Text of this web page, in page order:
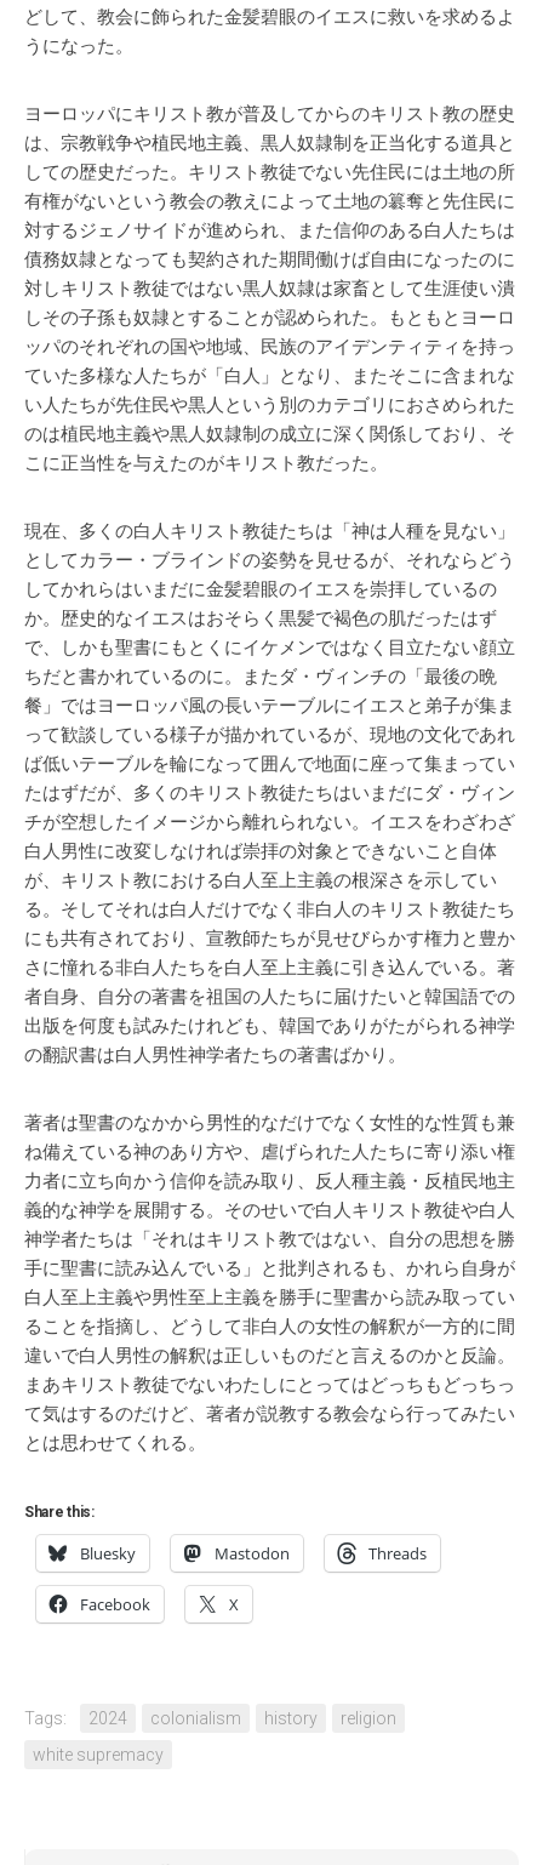
どして、教会に飾られた金髪碧眼のイエスに救いを求めるよ
うになった。
ヨーロッパにキリスト教が普及してからのキリスト教の歴史
は、宗教戦争や植民地主義、黒人奴隷制を正当化する道具と
しての歴史だった。キリスト教徒でない先住民には土地の所
有権がないという教会の教えによって土地の簒奪と先住民に
対するジェノサイドが進められ、また信仰のある白人たちは
債務奴隷となっても契約された期間働けば自由になったのに
対しキリスト教徒ではない黒人奴隷は家畜として生涯使い潰
しその子孫も奴隷とすることが認められた。もともとヨーロ
ッパのそれぞれの国や地域、民族のアイデンティティを持っ
ていた多様な人たちが「白人」となり、またそこに含まれな
い人たちが先住民や黒人という別のカテゴリにおさめられた
のは植民地主義や黒人奴隷制の成立に深く関係しており、そ
こに正当性を与えたのがキリスト教だった。
現在、多くの白人キリスト教徒たちは「神は人種を見ない」
としてカラー・ブラインドの姿勢を見せるが、それならどう
してかれらはいまだに金髪碧眼のイエスを崇拝しているの
か。歴史的なイエスはおそらく黒髪で褐色の肌だったはず
で、しかも聖書にもとくにイケメンではなく目立たない顔立
ちだと書かれているのに。またダ・ヴィンチの「最後の晩
餐」ではヨーロッパ風の長いテーブルにイエスと弟子が集ま
って歓談している様子が描かれているが、現地の文化であれ
ば低いテーブルを輪になって囲んで地面に座って集まってい
たはずだが、多くのキリスト教徒たちはいまだにダ・ヴィン
チが空想したイメージから離れられない。イエスをわざわざ
白人男性に改変しなければ崇拝の対象とできないこと自体
が、キリスト教における白人至上主義の根深さを示してい
る。そしてそれは白人だけでなく非白人のキリスト教徒たち
にも共有されており、宣教師たちが見せびらかす権力と豊か
さに憧れる非白人たちを白人至上主義に引き込んでいる。著
者自身、自分の著書を祖国の人たちに届けたいと韓国語での
出版を何度も試みたけれども、韓国でありがたがられる神学
の翻訳書は白人男性神学者たちの著書ばかり。
著者は聖書のなかから男性的なだけでなく女性的な性質も兼
ね備えている神のあり方や、虐げられた人たちに寄り添い権
力者に立ち向かう信仰を読み取り、反人種主義・反植民地主
義的な神学を展開する。そのせいで白人キリスト教徒や白人
神学者たちは「それはキリスト教ではない、自分の思想を勝
手に聖書に読み込んでいる」と批判されるも、かれら自身が
白人至上主義や男性至上主義を勝手に聖書から読み取ってい
ることを指摘し、どうして非白人の女性の解釈が一方的に間
違いで白人男性の解釈は正しいものだと言えるのかと反論。
まあキリスト教徒でないわたしにとってはどっちもどっちっ
て気はするのだけど、著者が説教する教会なら行ってみたい
とは思わせてくれる。
Share this:
Bluesky Mastodon Threads
Facebook X
Tags: 2024 colonialism history
religion
white supremacy